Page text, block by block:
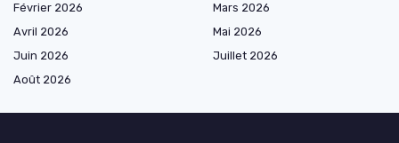
Février 2026
Mars 2026
Avril 2026
Mai 2026
Juin 2026
Juillet 2026
Août 2026